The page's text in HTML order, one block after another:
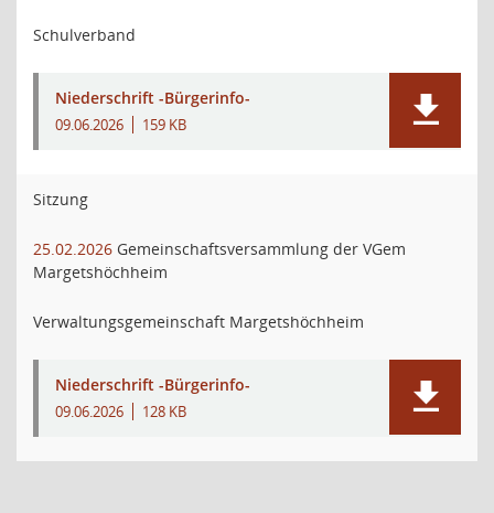
Schulverband
Niederschrift -Bürgerinfo-
09.06.2026 159 KB
Sitzung
25.02.2026 Gemeinschaftsversammlung der VGem
Margetshöchheim
Verwaltungsgemeinschaft Margetshöchheim
Niederschrift -Bürgerinfo-
09.06.2026 128 KB